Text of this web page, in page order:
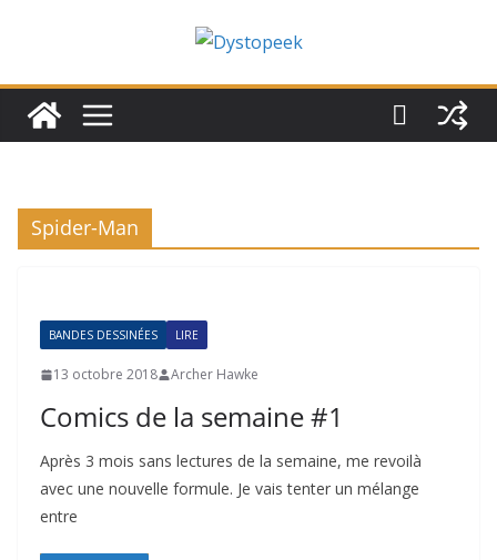
Spider-Man
BANDES DESSINÉES LIRE
13 octobre 2018 Archer Hawke
Comics de la semaine #1
Après 3 mois sans lectures de la semaine, me revoilà
avec une nouvelle formule. Je vais tenter un mélange
entre